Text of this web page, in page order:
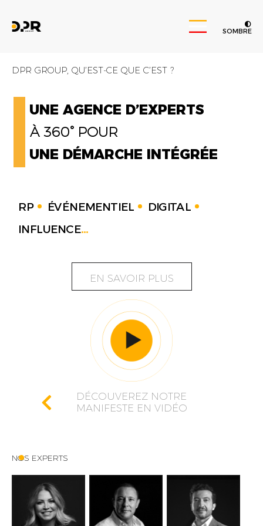
SOMBRE
DPR GROUP, QU’EST-CE QUE C’EST ?
UNE AGENCE D’EXPERTS
À 360° POUR
UNE DÉMARCHE INTÉGRÉE
RP ÉVÉNEMENTIEL
DIGITAL
INFLUENCE...
EN SAVOIR PLUS
DÉCOUVEREZ NOTRE
MANIFESTE EN VIDÉO
NOS EXPERTS